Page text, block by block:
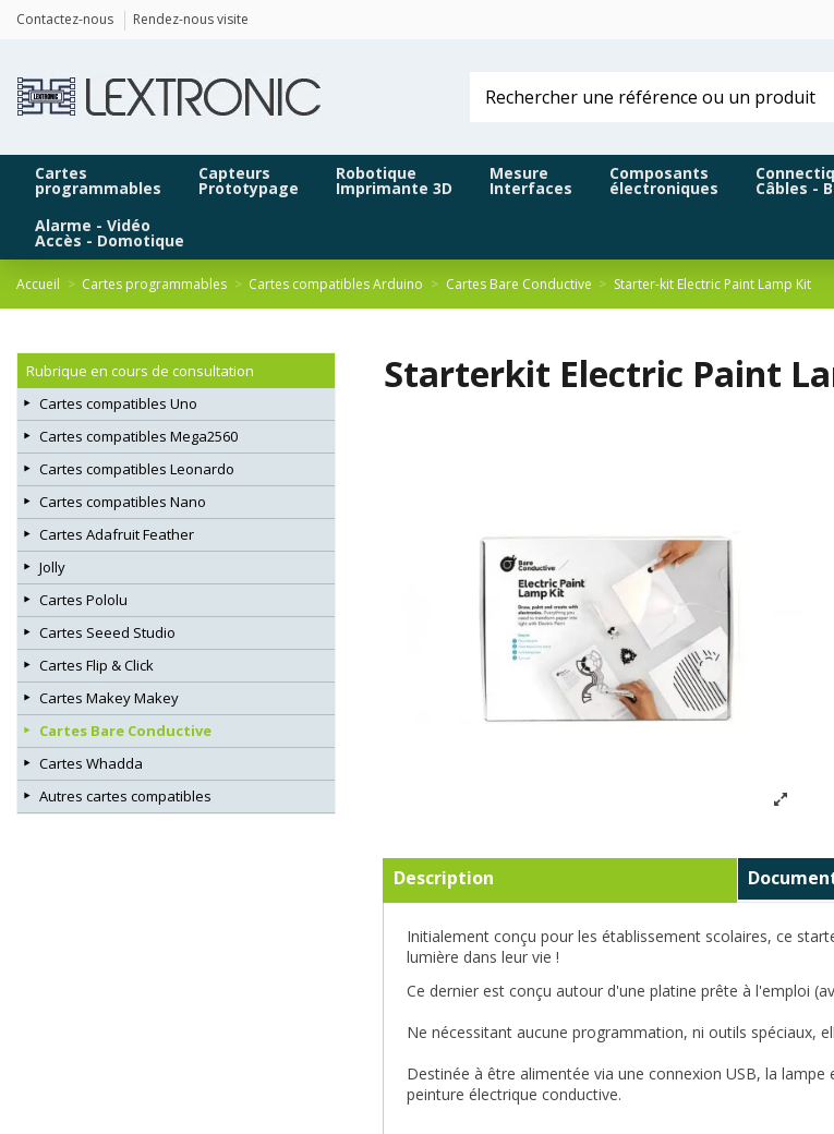
Contactez-nous Rendez-nous visite
Cartes
programmables
Capteurs
Prototypage
Robotique
Imprimante 3D
Mesure
Interfaces
Composants
électroniques Câbles -
Alarme - Vidéo
Accès - Domotique
Accueil Cartes programmables Cartes compatibles Arduino Cartes Bare Conductive Starter-kit Electric Paint Lamp Kit
Starterkit Electric Paint
Description
Initialement conçu pour les établissement scolaires, ce
lumière dans leur vie !
Ce dernier est conçu autour d'une platine prête à l'emploi
Ne nécessitant aucune programmation, ni outils spéciaux,
Destinée à être alimentée via une connexion USB, la
peinture électrique conductive.
Rubrique en cours de consultation
Cartes compatibles Uno
Cartes compatibles Mega2560
Cartes compatibles Leonardo
Cartes compatibles Nano
Cartes Adafruit Feather
Jolly
Cartes Pololu
Cartes Seeed Studio
Cartes Flip & Click
Cartes Makey Makey
Cartes Bare Conductive
Cartes Whadda
Autres cartes compatibles
Panneau de gestion des cookies